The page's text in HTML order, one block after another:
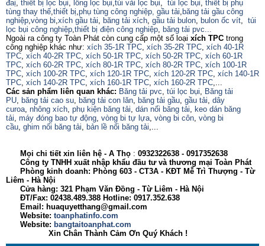
đaị, thiết bị lọc bụi, lồng lọc bụi,túi vải lọc bụi, túi lọc bụi, thiết bị phụ
tùng thay thế,thiết bị,phụ tùng công nghiệp, gầu tải, băng tải gầu công
nghiệp,vòng bi,xích gầu tải, băng tải xích, gầu tải bulon, bulon ốc vít, túi
lọc bụi công nghiệp,thiết bị điện công nghiệp, băng tải pvc...
Ngoài ra công ty Toàn Phát còn cung cấp một số loại xích TPC trong
công nghiệp khác như: xích 35-1R TPC, xích 35-2R TPC, xích 40-1R
TPC, xích 40-2R TPC, xích 50-1R TPC, xích 50-2R TPC, xích 60-1R
TPC, xích 60-2R TPC, xích 80-1R TPC, xích 80-2R TPC, xích 100-1R
TPC, xích 100-2R TPC, xích 120-1R TPC, xích 120-2R TPC, xích 140-1R
TPC, xích 140-2R TPC, xích 160-1R TPC, xích 160-2R TPC,...
Các sản phẩm liên quan khác: Băng tải pvc, túi lọc bụi, Băng tải
PU, băng tải cao su, băng tải con lăn, băng tải gầu, gầu tải, dây
curoa, nhông xích, phụ kiện băng tải, dán nối băng tải, keo dán băng
tải, máy đóng bao tự động, vòng bi tự lựa, vòng bi côn, vòng bi
cầu, ghim nối băng tải, bản lề nối băng tải,...
Mọi chi tiết xin liên hệ - A Thọ : 0932322638 - 0917352638
Công ty TNHH xuất nhập khẩu đầu tư và thương mại Toàn Phát
Phòng kinh doanh: Phòng 603 - CT3A - KĐT Mễ Trì Thượng - Từ
Liêm - Hà Nội
Cửa hàng: 321 Phạm Văn Đồng - Từ Liêm - Hà Nội
ĐT/Fax: 02438.489.388 Hotline: 0917.352.638
Email: huaquyetthang@gmail.com
Website: toanphatinfo.com
Website: bangtaitoanphat.com
Xin Chân Thành Cảm Ơn Quý Khách !